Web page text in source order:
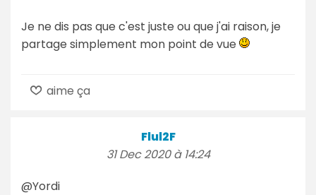
Je ne dis pas que c'est juste ou que j'ai raison, je
partage simplement mon point de vue
aime ça
Flul2F
31 Dec 2020 à 14:24
@Yordi